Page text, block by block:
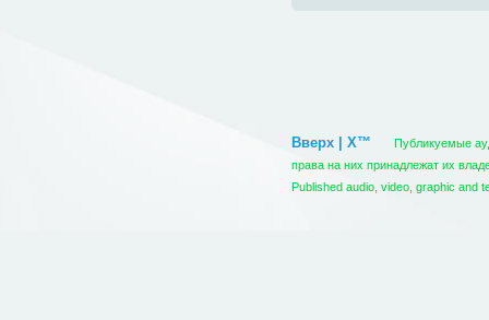
Вверх | X™
Публикуемые
права на них принадлежат их
Published audio, video, graphic